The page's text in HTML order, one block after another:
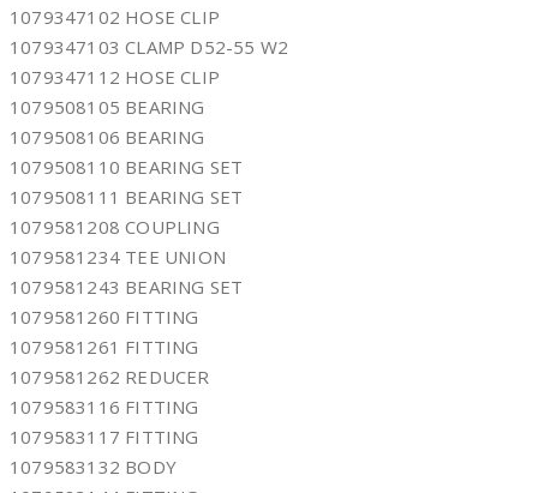
1079347102 HOSE CLIP
1079347103 CLAMP D52-55 W2
1079347112 HOSE CLIP
1079508105 BEARING
1079508106 BEARING
1079508110 BEARING SET
1079508111 BEARING SET
1079581208 COUPLING
1079581234 TEE UNION
1079581243 BEARING SET
1079581260 FITTING
1079581261 FITTING
1079581262 REDUCER
1079583116 FITTING
1079583117 FITTING
1079583132 BODY